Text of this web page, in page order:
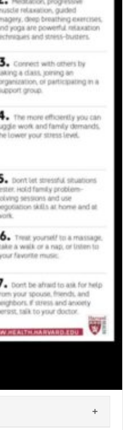
признаци: Усложнения
гърдите гадене диария